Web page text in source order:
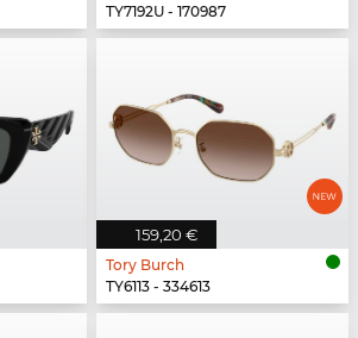
TY7192U - 170987
159,20 €
Tory Burch
TY6113 - 334613